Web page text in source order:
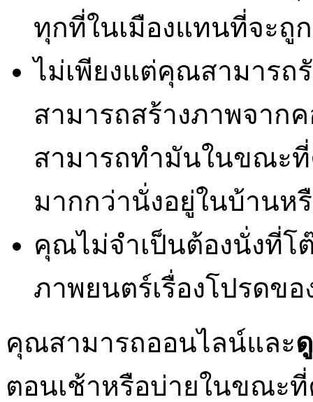
ทุกที่ในเมืองแทนที่จะถู
ไม่เพียงแต่คุณสามาร
สามารถสร้างภาพจา
สามารถทำมันในขณะ
มากกว่านั่งอยู่ในบ้านห
คุณไม่จำเป็นต้องนั่งที่โ
ภาพยนตร์เรื่องโปรดข
คุณสามารถออนไลน์และ
ตอนเช้าหรือบ่ายในขณะ